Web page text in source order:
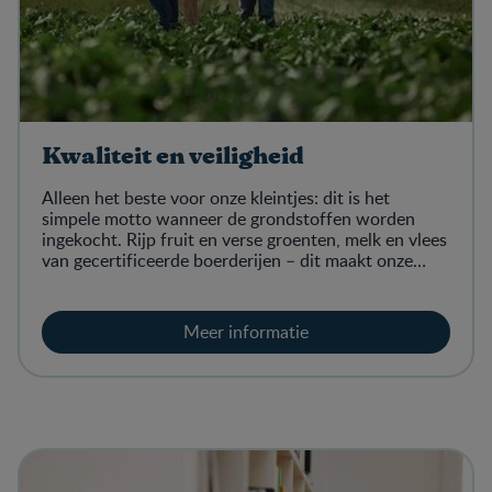
Kwaliteit en veiligheid
Alleen het beste voor onze kleintjes: dit is het
simpele motto wanneer de grondstoffen worden
ingekocht. Rijp fruit en verse groenten, melk en vlees
van gecertificeerde boerderijen – dit maakt onze
Meer informatie